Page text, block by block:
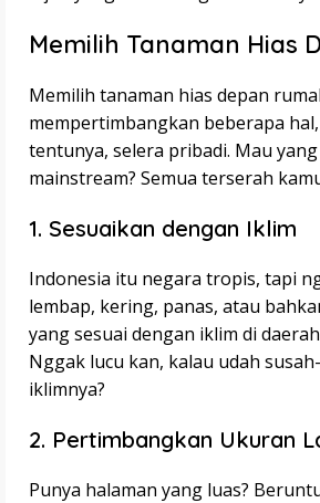
Memilih Tanaman Hias
Memilih tanaman hias depan
mempertimbangkan beberapa
tentunya, selera pribadi. Mau
mainstream? Semua terserah
1. Sesuaikan dengan Iklim
Indonesia itu negara tropis, tapi
lembap, kering, panas, atau
yang sesuai dengan iklim di
Nggak lucu kan, kalau udah
iklimnya?
2. Pertimbangkan Ukuran
Punya halaman yang luas?